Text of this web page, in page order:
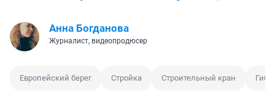
Анна Богданова
Журналист, видеопродюсер
Европейский берег Стройка Строительный кран